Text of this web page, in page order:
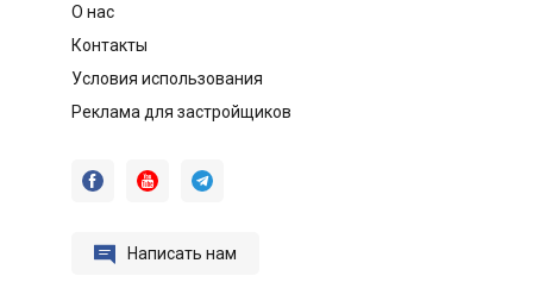
О нас
Контакты
Условия использования
Реклама для застройщиков
  
 Написать нам